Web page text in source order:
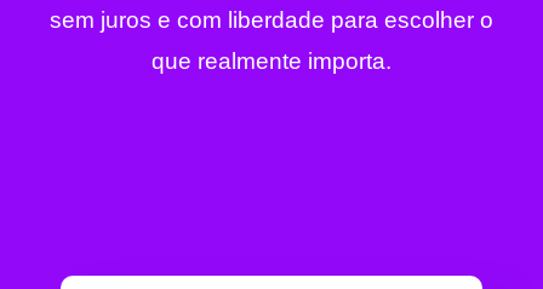
sem juros e com liberdade para escolher o
que realmente importa.